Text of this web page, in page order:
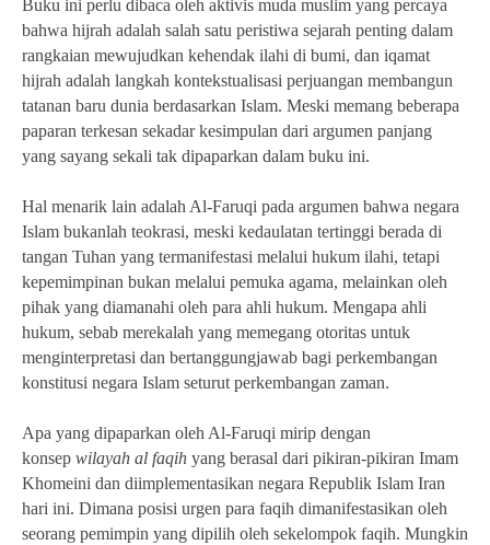
Buku ini perlu dibaca oleh aktivis muda muslim yang percaya
bahwa hijrah adalah salah satu peristiwa sejarah penting dalam
rangkaian mewujudkan kehendak ilahi di bumi, dan iqamat
hijrah adalah langkah kontekstualisasi perjuangan membangun
tatanan baru dunia berdasarkan Islam. Meski memang beberapa
paparan terkesan sekadar kesimpulan dari argumen panjang
yang sayang sekali tak dipaparkan dalam buku ini.
Hal menarik lain adalah Al-Faruqi pada argumen bahwa negara
Islam bukanlah teokrasi, meski kedaulatan tertinggi berada di
tangan Tuhan yang termanifestasi melalui hukum ilahi, tetapi
kepemimpinan bukan melalui pemuka agama, melainkan oleh
pihak yang diamanahi oleh para ahli hukum. Mengapa ahli
hukum, sebab merekalah yang memegang otoritas untuk
menginterpretasi dan bertanggungjawab bagi perkembangan
konstitusi negara Islam seturut perkembangan zaman.
Apa yang dipaparkan oleh Al-Faruqi mirip dengan
konsep wilayah al faqih yang berasal dari pikiran-pikiran Imam
Khomeini dan diimplementasikan negara Republik Islam Iran
hari ini. Dimana posisi urgen para faqih dimanifestasikan oleh
seorang pemimpin yang dipilih oleh sekelompok faqih. Mungkin